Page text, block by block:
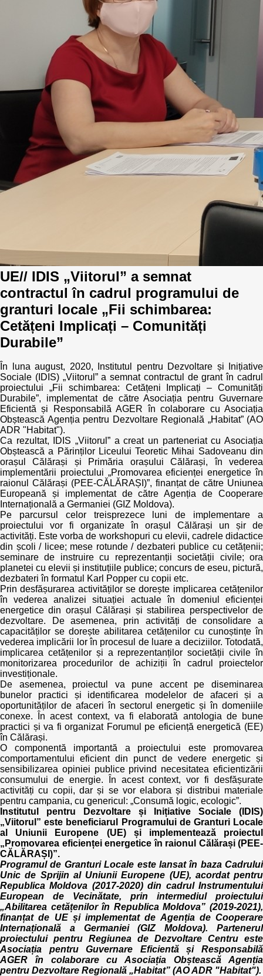
Inițiative în derulare
Inițiative desfășurate
Manual de proceduri
Note & poziții​
Organigrama IDIS
Anunțuri
Bunele practici
Laborator sociometric
Transparența guvernării locale
People Watch
Proces democratic
Agenda Națională de Business
Trend Hunter
Buletin EU-STRAT
Aplică la BUNELE PRACTICI
Transparența întreprinderilor de stat
Cele mai bune și cele mai proaste politici locale din
Moldova
Democrația, independența și transparența instituțiilor
publice-cheie din Moldova
Achiziții publice
Achizițiile publice în vizorul societății civile
UE// IDIS „Viitorul” a semnat
contractul în cadrul programului de
granturi locale „Fii schimbarea:
Cetățeni Implicați – Comunități
Durabile”
În luna august, 2020, Institutul pentru Dezvoltare și Inițiative
Sociale (IDIS) „Viitorul” a semnat contractul de grant în cadrul
proiectului „Fii schimbarea: Cetățeni Implicați – Comunități
Durabile”, implementat de către Asociația pentru Guvernare
Eficientă și Responsabilă AGER în colaborare cu Asociația
Obștească Agenția pentru Dezvoltare Regională „Habitat” (AO
ADR "Habitat").
Ca rezultat, IDIS „Viitorul” a creat un parteneriat cu Asociația
Obștească a Părinților Liceului Teoretic Mihai Sadoveanu din
orașul Călărași și Primăria orașului Călărași, în vederea
implementării proiectului „Promovarea eficienței energetice în
raionul Călărași (PEE-CĂLĂRAȘI)”, finanțat de către Uniunea
Europeană și implementat de către Agenția de Cooperare
Internațională a Germaniei (GIZ Moldova).
Pe parcursul celor treisprezece luni de implementare a
proiectului vor fi organizate în orașul Călărași un șir de
activități. Este vorba de workshopuri cu elevii, cadrele didactice
din școli / licee; mese rotunde / dezbateri publice cu cetățenii;
seminare de instruire cu reprezentanții societății civile; ora
planetei cu elevii și instituțiile publice; concurs de eseu, pictură,
dezbateri în formatul Karl Popper cu copii etc.
Prin desfășurarea activităților se dorește implicarea cetățenilor
în vederea analizei situației actuale în domeniul eficienței
energetice din orașul Călărași și stabilirea perspectivelor de
dezvoltare. De asemenea, prin activități de consolidare a
capacităților se dorește abilitarea cetățenilor cu cunoștințe în
vederea implicării lor în procesul de luare a deciziilor. Totodată,
implicarea cetățenilor și a reprezentanților societății civile în
monitorizarea procedurilor de achiziții în cadrul proiectelor
investiționale.
De asemenea, proiectul va pune accent pe diseminarea
bunelor practici și identificarea modelelor de afaceri și a
oportunităților de afaceri în sectorul energetic și în domeniile
conexe. În acest context, va fi elaborată antologia de bune
practici și va fi organizat Forumul pe eficiență energetică (EE)
în Călărași.
O componentă importantă a proiectului este promovarea
comportamentului eficient din punct de vedere energetic și
sensibilizarea opiniei publice privind necesitatea eficientizării
consumului de energie. În acest context, vor fi desfășurate
activități cu copii, dar și se vor elabora și distribui materiale
pentru campania, cu genericul: „Consumă logic, ecologic”.
Institutul pentru Dezvoltare și Inițiative Sociale (IDIS)
„Viitorul” este beneficiarul Programului de Granturi Locale
al Uniunii Europene (UE) și implementează proiectul
„Promovarea eficienței energetice în raionul Călărași (PEE-
CĂLĂRAȘI)”.
Programul de Granturi Locale este lansat în baza Cadrului
Unic de Sprijin al Uniunii Europene (UE), acordat pentru
Republica Moldova (2017-2020) din cadrul Instrumentului
European de Vecinătate, prin intermediul proiectului
„Abilitarea cetățenilor în Republica Moldova” (2019-2021),
finanțat de UE și implementat de Agenția de Cooperare
Internațională a Germaniei (GIZ Moldova). Partenerul
proiectului pentru Regiunea de Dezvoltare Centru este
Asociația pentru Guvernare Eficientă și Responsabilă
AGER în colaborare cu Asociația Obștească Agenția
pentru Dezvoltare Regională „Habitat” (AO ADR "Habitat").